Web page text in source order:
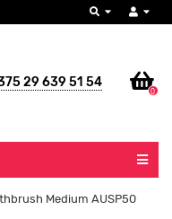
29 639 51 54
0
Medium AUSP50